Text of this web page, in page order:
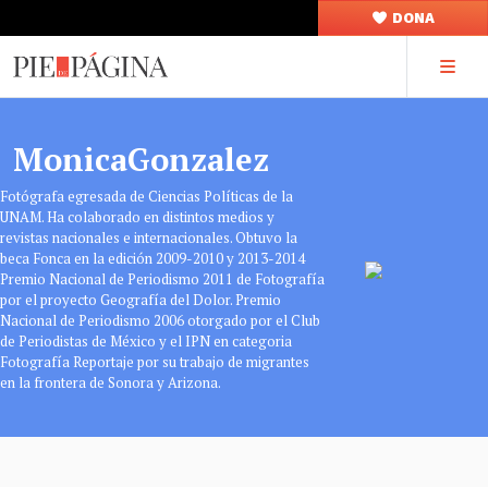
DONA
MonicaGonzalez
Fotógrafa egresada de Ciencias Políticas de la
UNAM. Ha colaborado en distintos medios y
revistas nacionales e internacionales. Obtuvo la
beca Fonca en la edición 2009-2010 y 2013-2014
Premio Nacional de Periodismo 2011 de Fotografía
por el proyecto Geografía del Dolor. Premio
Nacional de Periodismo 2006 otorgado por el Club
de Periodistas de México y el IPN en categoria
Fotografía Reportaje por su trabajo de migrantes
en la frontera de Sonora y Arizona.